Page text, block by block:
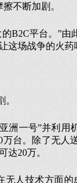
不断加剧。
B2C平台。”由
场战争的火药
洲一号”并利用
台。除了无人
达20万。
人技术方面的